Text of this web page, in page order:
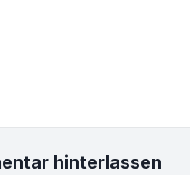
hinterlassen